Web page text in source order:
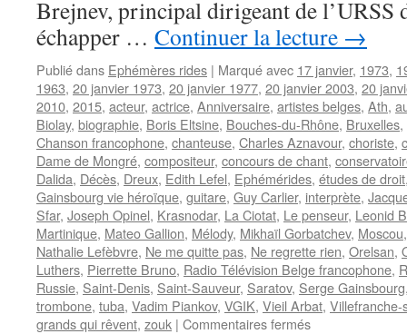
Brejnev, principal dirigeant de l’URSS
échapper … Continuer la lecture →
Publié dans Ephémères rides | Marqué avec 17 janvier, 1973,
1963, 20 janvier 1973, 20 janvier 1977, 20 janvier 2003, 20
2010, 2015, acteur, actrice, Anniversaire, artistes belges, Ath,
Biolay, biographie, Boris Eltsine, Bouches-du-Rhône, Bruxelles,
Chanson francophone, chanteuse, Charles Aznavour, choriste,
Dame de Mongré, compositeur, concours de chant,
Dalida, Décès, Dreux, Edith Lefel, Ephémérides, études de droit
Gainsbourg vie héroïque, guitare, Guy Carlier, interprète,
Sfar, Joseph Opinel, Krasnodar, La Ciotat, Le penseur, Leonid
Martinique, Mateo Gallion, Mélody, Mikhaïl Gorbatchev, Moscou
Nathalie Lefèbvre, Ne me quitte pas, Ne regrette rien, Orelsan,
Luthers, Pierrette Bruno, Radio Télévision Belge francophone,
Russie, Saint-Denis, Saint-Sauveur, Saratov, Serge Gainsbourg
trombone, tuba, Vadim Piankov, VGIK, Vieil Arbat, Villefranche-
grands qui rêvent, zouk | Commentaires ferméssur